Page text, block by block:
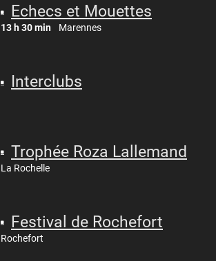
Echecs et Mouettes
13 h 30 min Marennes
Interclubs
Trophée Roza Lallemand
La Rochelle
Festival de Rochefort
Rochefort